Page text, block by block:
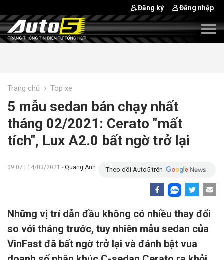
Đăng ký Đăng nhập
Trang chủ › Top xe
5 mẫu sedan bán chạy nhất
tháng 02/2021: Cerato "mất
tích", Lux A2.0 bất ngờ trở lại
09:07 | 14/03/2021 - Quang Anh Theo dõi Auto5 trên
Những vị trí dẫn đầu không có nhiều thay đổi
so với tháng trước, tuy nhiên mẫu sedan của
VinFast đã bất ngờ trở lại và đánh bật vua